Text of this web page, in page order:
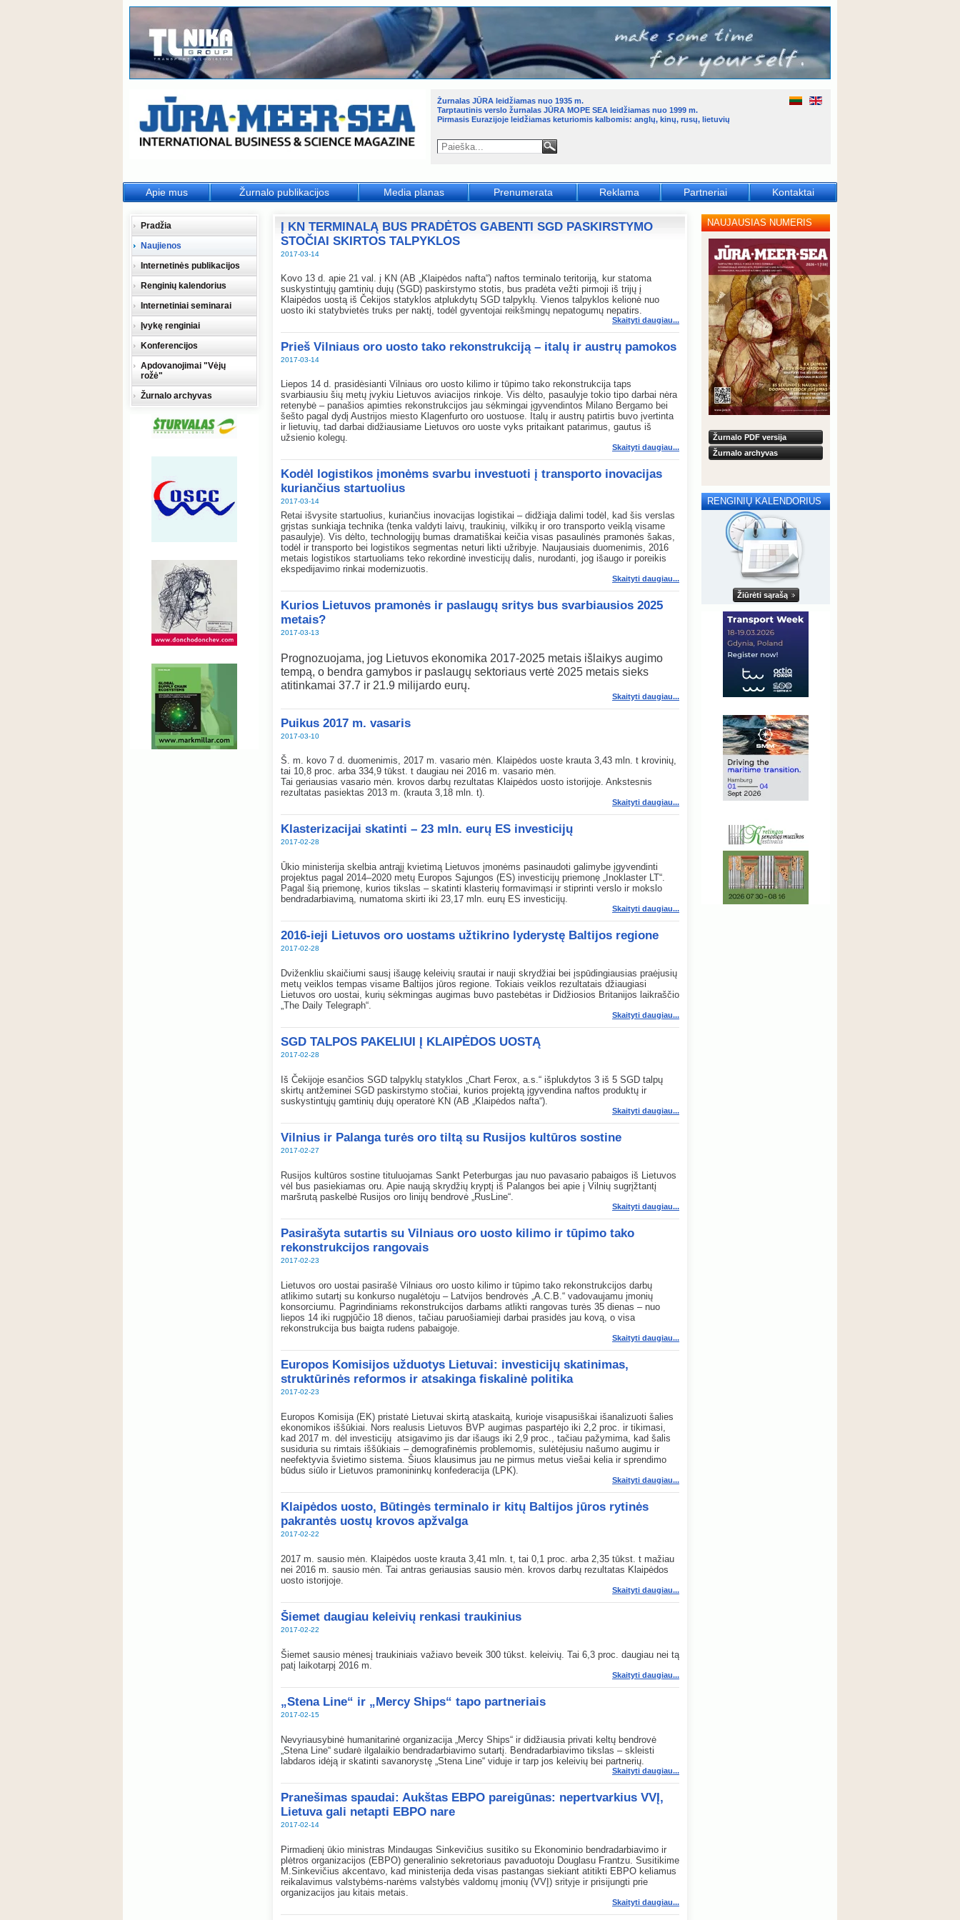
Į KN TERMINALĄ BUS PRADĖTOS GABENTI SGD PASKIRSTYMO
STOČIAI SKIRTOS TALPYKLOS
2017-03-14
Kovo 13 d. apie 21 val. į KN (AB „Klaipėdos nafta“) naftos terminalo teritoriją, kur statoma
suskystintųjų gamtinių dujų (SGD) paskirstymo stotis, bus pradėta vežti pirmoji iš trijų į
Klaipėdos uostą iš Čekijos statyklos atplukdytų SGD talpyklų. Vienos talpyklos kelionė nuo
uosto iki statybvietės truks per naktį, todėl gyventojai reikšmingų nepatogumų nepatirs.
Skaityti daugiau...
Prieš Vilniaus oro uosto tako rekonstrukciją – italų ir austrų pamokos
2017-03-14
Liepos 14 d. prasidėsianti Vilniaus oro uosto kilimo ir tūpimo tako rekonstrukcija taps
svarbiausiu šių metų įvykiu Lietuvos aviacijos rinkoje. Vis dėlto, pasaulyje tokio tipo darbai nėra
retenybė – panašios apimties rekonstrukcijos jau sėkmingai įgyvendintos Milano Bergamo bei
šešto pagal dydį Austrijos miesto Klagenfurto oro uostuose. Italų ir austrų patirtis buvo įvertinta
ir lietuvių, tad darbai didžiausiame Lietuvos oro uoste vyks pritaikant patarimus, gautus iš
užsienio kolegų.
Skaityti daugiau...
Kodėl logistikos įmonėms svarbu investuoti į transporto inovacijas
kuriančius startuolius
2017-03-14
Retai išvysite startuolius, kuriančius inovacijas logistikai – didžiąja dalimi todėl, kad šis verslas
grįstas sunkiąja technika (tenka valdyti laivų, traukinių, vilkikų ir oro transporto veiklą visame
pasaulyje). Vis dėlto, technologijų bumas dramatiškai keičia visas pasaulinės pramonės šakas,
todėl ir transporto bei logistikos segmentas neturi likti užribyje. Naujausiais duomenimis, 2016
metais logistikos startuoliams teko rekordinė investicijų dalis, nurodanti, jog išaugo ir poreikis
ekspedijavimo rinkai modernizuotis.
Skaityti daugiau...
Kurios Lietuvos pramonės ir paslaugų sritys bus svarbiausios 2025
metais?
2017-03-13
Prognozuojama, jog Lietuvos ekonomika 2017-2025 metais išlaikys augimo
tempą, o bendra gamybos ir paslaugų sektoriaus vertė 2025 metais sieks
atitinkamai 37.7 ir 21.9 milijardo eurų.
Skaityti daugiau...
Puikus 2017 m. vasaris
2017-03-10
Š. m. kovo 7 d. duomenimis, 2017 m. vasario mėn. Klaipėdos uoste krauta 3,43 mln. t krovinių,
tai 10,8 proc. arba 334,9 tūkst. t daugiau nei 2016 m. vasario mėn.
Tai geriausias vasario mėn. krovos darbų rezultatas Klaipėdos uosto istorijoje. Ankstesnis
rezultatas pasiektas 2013 m. (krauta 3,18 mln. t).
Skaityti daugiau...
Klasterizacijai skatinti – 23 mln. eurų ES investicijų
2017-02-28
Ūkio ministerija skelbia antrąjį kvietimą Lietuvos įmonėms pasinaudoti galimybe įgyvendinti
projektus pagal 2014–2020 metų Europos Sąjungos (ES) investicijų priemonę „Inoklaster LT“.
Pagal šią priemonę, kurios tikslas – skatinti klasterių formavimąsi ir stiprinti verslo ir mokslo
bendradarbiavimą, numatoma skirti iki 23,17 mln. eurų ES investicijų.
Skaityti daugiau...
2016-ieji Lietuvos oro uostams užtikrino lyderystę Baltijos regione
2017-02-28
Dviženkliu skaičiumi sausį išaugę keleivių srautai ir nauji skrydžiai bei įspūdingiausias praėjusių
metų veiklos tempas visame Baltijos jūros regione. Tokiais veiklos rezultatais džiaugiasi
Lietuvos oro uostai, kurių sėkmingas augimas buvo pastebėtas ir Didžiosios Britanijos laikraščio
„The Daily Telegraph“.
Skaityti daugiau...
SGD TALPOS PAKELIUI Į KLAIPĖDOS UOSTĄ
2017-02-28
Iš Čekijoje esančios SGD talpyklų statyklos „Chart Ferox, a.s.“ išplukdytos 3 iš 5 SGD talpų
skirtų antžeminei SGD paskirstymo stočiai, kurios projektą įgyvendina naftos produktų ir
suskystintųjų gamtinių dujų operatorė KN (AB „Klaipėdos nafta“).
Skaityti daugiau...
Vilnius ir Palanga turės oro tiltą su Rusijos kultūros sostine
2017-02-27
Rusijos kultūros sostine tituluojamas Sankt Peterburgas jau nuo pavasario pabaigos iš Lietuvos
vėl bus pasiekiamas oru. Apie naują skrydžių kryptį iš Palangos bei apie į Vilnių sugrįžtantį
maršrutą paskelbė Rusijos oro linijų bendrovė „RusLine“.
Skaityti daugiau...
Pasirašyta sutartis su Vilniaus oro uosto kilimo ir tūpimo tako
rekonstrukcijos rangovais
2017-02-23
Lietuvos oro uostai pasirašė Vilniaus oro uosto kilimo ir tūpimo tako rekonstrukcijos darbų
atlikimo sutartį su konkurso nugalėtoju – Latvijos bendrovės „A.C.B.“ vadovaujamu įmonių
konsorciumu. Pagrindiniams rekonstrukcijos darbams atlikti rangovas turės 35 dienas – nuo
liepos 14 iki rugpjūčio 18 dienos, tačiau paruošiamieji darbai prasidės jau kovą, o visa
rekonstrukcija bus baigta rudens pabaigoje.
Skaityti daugiau...
Europos Komisijos užduotys Lietuvai: investicijų skatinimas,
struktūrinės reformos ir atsakinga fiskalinė politika
2017-02-23
Europos Komisija (EK) pristatė Lietuvai skirtą ataskaitą, kurioje visapusiškai išanalizuoti šalies
ekonomikos iššūkiai. Nors realusis Lietuvos BVP augimas paspartėjo iki 2,2 proc. ir tikimasi,
kad 2017 m. dėl investicijų atsigavimo jis dar išaugs iki 2,9 proc., tačiau pažymima, kad šalis
susiduria su rimtais iššūkiais – demografinėmis problemomis, sulėtėjusiu našumo augimu ir
neefektyvia švietimo sistema. Šiuos klausimus jau ne pirmus metus viešai kelia ir sprendimo
būdus siūlo ir Lietuvos pramonininkų konfederacija (LPK).
Skaityti daugiau...
Klaipėdos uosto, Būtingės terminalo ir kitų Baltijos jūros rytinės
pakrantės uostų krovos apžvalga
2017-02-22
2017 m. sausio mėn. Klaipėdos uoste krauta 3,41 mln. t, tai 0,1 proc. arba 2,35 tūkst. t mažiau
nei 2016 m. sausio mėn. Tai antras geriausias sausio mėn. krovos darbų rezultatas Klaipėdos
uosto istorijoje.
Skaityti daugiau...
Šiemet daugiau keleivių renkasi traukinius
2017-02-22
Šiemet sausio mėnesį traukiniais važiavo beveik 300 tūkst. keleivių. Tai 6,3 proc. daugiau nei tą
patį laikotarpį 2016 m.
Skaityti daugiau...
„Stena Line“ ir „Mercy Ships“ tapo partneriais
2017-02-15
Nevyriausybinė humanitarinė organizacija „Mercy Ships“ ir didžiausia privati keltų bendrovė
„Stena Line“ sudarė ilgalaikio bendradarbiavimo sutartį. Bendradarbiavimo tikslas – skleisti
labdaros idėją ir skatinti savanorystę „Stena Line“ viduje ir tarp jos keleivių bei partnerių.
Skaityti daugiau...
Pranešimas spaudai: Aukštas EBPO pareigūnas: nepertvarkius VVĮ,
Lietuva gali netapti EBPO nare
2017-02-14
Pirmadienį ūkio ministras Mindaugas Sinkevičius susitiko su Ekonominio bendradarbiavimo ir
plėtros organizacijos (EBPO) generalinio sekretoriaus pavaduotoju Douglasu Frantzu. Susitikime
M.Sinkevičius akcentavo, kad ministerija deda visas pastangas siekiant atitikti EBPO keliamus
reikalavimus valstybėms-narėms valstybės valdomų įmonių (VVĮ) srityje ir prisijungti prie
organizacijos jau kitais metais.
Skaityti daugiau...
Pradžia
Naujienos
Internetinės publikacijos
Renginių kalendorius
Internetiniai seminarai
Įvykę renginiai
Konferencijos
Apdovanojimai "Vėjų
rožė"
Žurnalo archyvas
NAUJAUSIAS NUMERIS
Žurnalo PDF versija
Žurnalo archyvas
RENGINIŲ KALENDORIUS
Žiūrėti sąrašą
Apie mus Žurnalo publikacijos Media planas Prenumerata Reklama Partneriai Kontaktai
Žurnalas JŪRA leidžiamas nuo 1935 m.
Tarptautinis verslo žurnalas JŪRA MOPE SEA leidžiamas nuo 1999 m.
Pirmasis Eurazijoje leidžiamas keturiomis kalbomis: anglų, kinų, rusų, lietuvių